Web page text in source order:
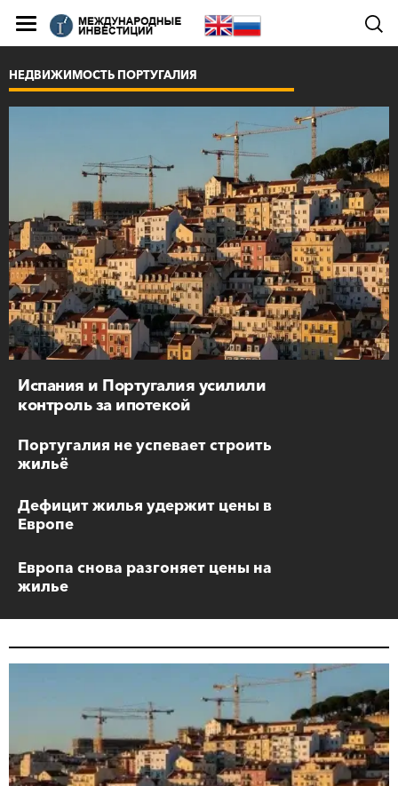
Испания и Португалия усилили
контроль за ипотекой
НЕДВИЖИМОСТЬ ПОРТУГАЛИЯ
Португалия не успевает строить
жильё
Дефицит жилья удержит цены в
Европе
Европа снова разгоняет цены на
жилье